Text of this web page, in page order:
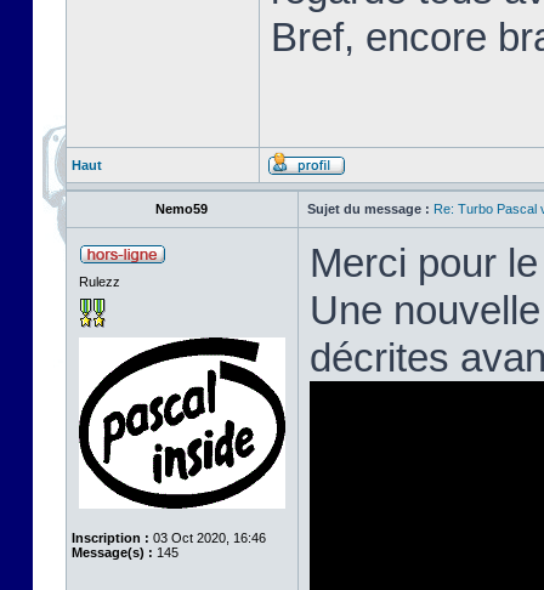
Bref, encore
Haut
Nemo59 Sujet du message : Re: Turbo Pascal
Rulezz
Inscription : 03 Oct 2020, 16:46
Message(s) : 145
Merci pour
Une
décrites